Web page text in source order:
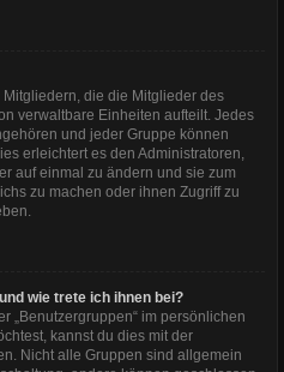
die die Mitglieder des
verwaltbare Einheiten aufteilt. Jedes
und jeder Gruppe können
erleichtert es den Administratoren,
auf einmal zu ändern und sie zum
zu machen oder ihnen Zugriff zu
wie trete ich ihnen bei?
„Benutzergruppen“ im persönlichen
kannst du dies mit der
Nicht alle Gruppen sind allgemein